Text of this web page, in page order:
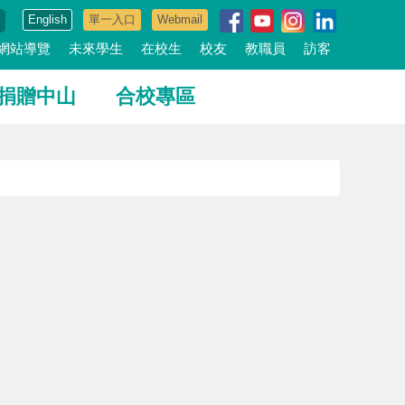
English 單一入口 Webmail
站導覽 未來學生 在校生 校友 教職員 訪客
贈中山 合校專區